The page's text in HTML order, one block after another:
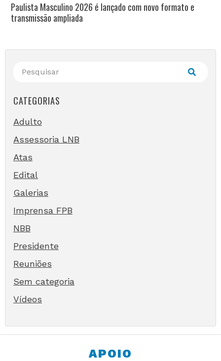
Paulista Masculino 2026 é lançado com novo formato e
transmissão ampliada
CATEGORIAS
Adulto
Assessoria LNB
Atas
Edital
Galerias
Imprensa FPB
NBB
Presidente
Reuniões
Sem categoria
Vídeos
APOIO